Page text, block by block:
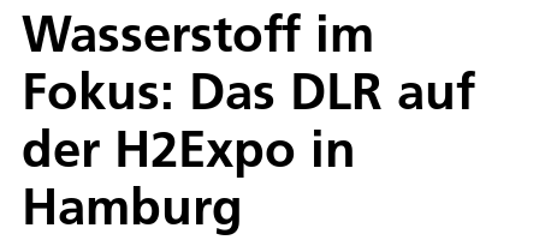
Wasserstoff im
Fokus: Das DLR auf
der H2Expo in
Hamburg